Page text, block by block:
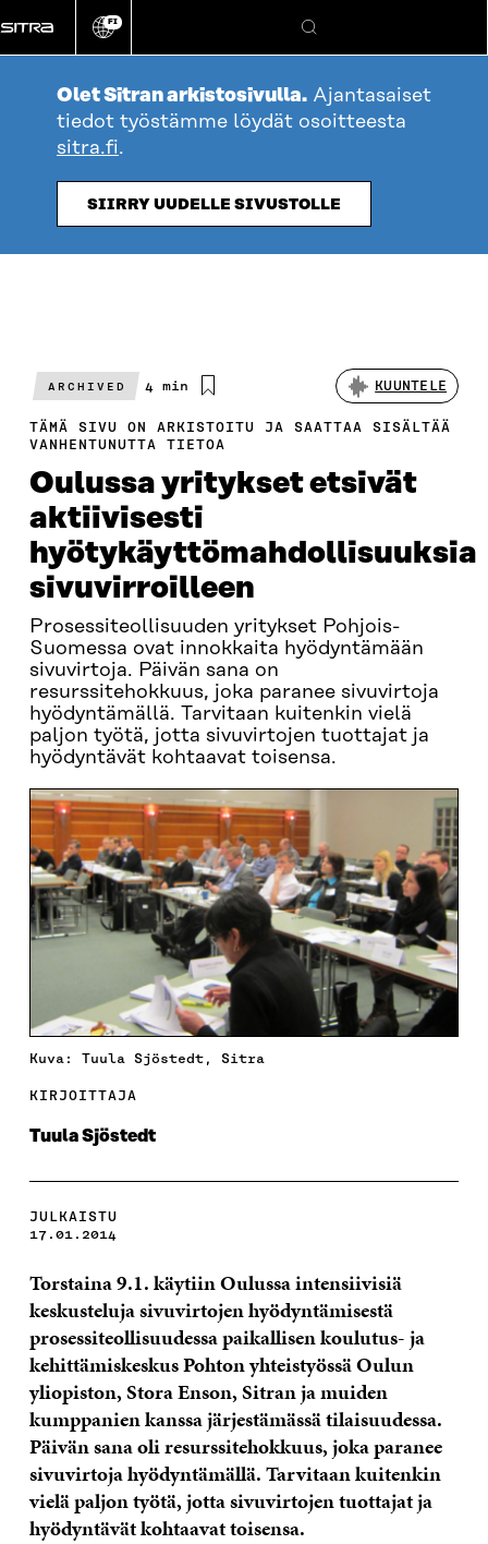
suoraan
sisältöön
Vaihda
kieli
FI
Hae
Olet Sitran arkistosivulla. Ajantasaiset
tiedot työstämme löydät osoitteesta
sitra.fi.
SIIRRY UUDELLE SIVUSTOLLE
ARCHIVED
Arvioitu
4 min KUUNTELE
TÄMÄ SIVU ON ARKISTOITU JA SAATTAA SISÄLTÄÄ
VANHENTUNUTTA TIETOA
Oulussa yritykset etsivät
aktiivisesti
hyötykäyttömahdollisuuksia
sivuvirroilleen
Prosessiteollisuuden yritykset Pohjois-
Suomessa ovat innokkaita hyödyntämään
sivuvirtoja. Päivän sana on
resurssitehokkuus, joka paranee sivuvirtoja
hyödyntämällä. Tarvitaan kuitenkin vielä
paljon työtä, jotta sivuvirtojen tuottajat ja
hyödyntävät kohtaavat toisensa.
Kuva: Tuula Sjöstedt, Sitra
KIRJOITTAJA
Tuula Sjöstedt
JULKAISTU
17.01.2014
Torstaina 9.1. käytiin Oulussa intensiivisiä
keskusteluja sivuvirtojen hyödyntämisestä
prosessiteollisuudessa paikallisen koulutus- ja
kehittämiskeskus Pohton yhteistyössä Oulun
yliopiston, Stora Enson, Sitran ja muiden
kumppanien kanssa järjestämässä tilaisuudessa.
Päivän sana oli resurssitehokkuus, joka paranee
sivuvirtoja hyödyntämällä. Tarvitaan kuitenkin
vielä paljon työtä, jotta sivuvirtojen tuottajat ja
hyödyntävät kohtaavat toisensa.